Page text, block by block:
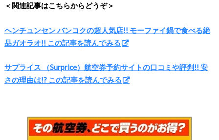
＜関連記事はこちらからどうぞ＞
ヘンチュンセン バンコクの超人気店!! モーファイ鍋で食べる絶
品ガオラオ!! この記事を読んでみる
サプライス （Surprice）航空券予約サイトの口コミや評判!! 安
さの理由は!? この記事を読んでみる